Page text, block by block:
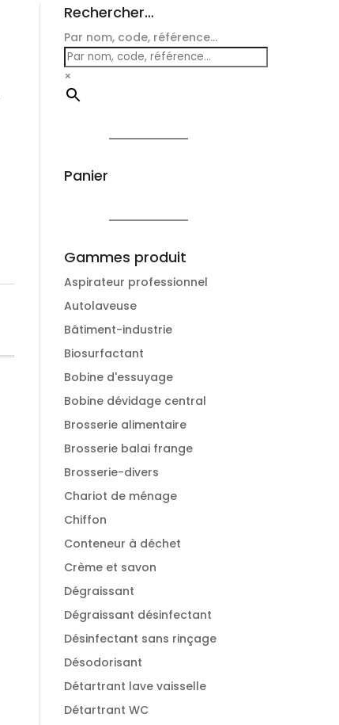
Rechercher…
Par nom, code, référence...
×
Panier
Gammes produit
Aspirateur professionnel
Autolaveuse
Bâtiment-industrie
Biosurfactant
Bobine d'essuyage
Bobine dévidage central
Brosserie alimentaire
Brosserie balai frange
Brosserie-divers
Chariot de ménage
Chiffon
Conteneur à déchet
Crème et savon
Dégraissant
Dégraissant désinfectant
Désinfectant sans rinçage
Désodorisant
Détartrant lave vaisselle
Détartrant WC